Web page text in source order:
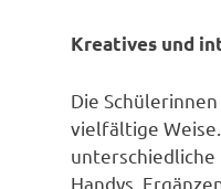
Kreatives und
Die
vielfältige
Handys.